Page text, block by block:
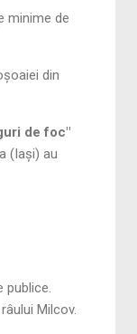
minime de
din
de foc"
(Iași) au
publice.
Milcov.